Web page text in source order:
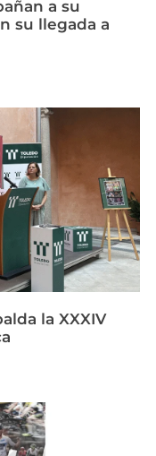
a su
su llegada a
la XXXIV